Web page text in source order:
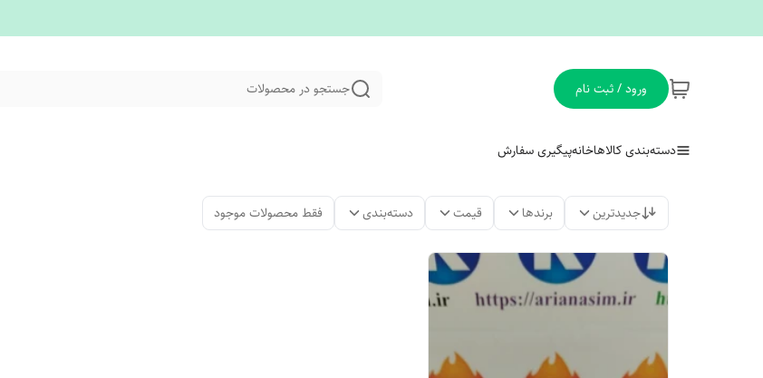
ورود / ثبت نام جستجو در محصولات
دسته‌بندی کالاهاخانهپیگیری سفارش
جدیدترین برندها قیمت دسته‌بندی فقط محصولات موجود